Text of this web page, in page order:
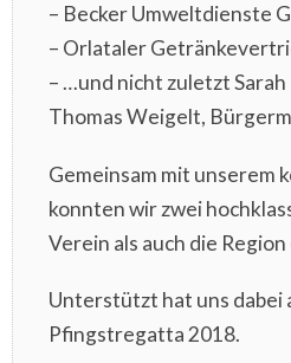
– Becker Umweltdienste
– Orlataler
– …und nicht zuletzt
Thomas Weigelt,
Gemeinsam mit unserem
konnten wir zwei
Verein als auch die
Unterstützt hat uns dabei
Pfingstregatta 2018.